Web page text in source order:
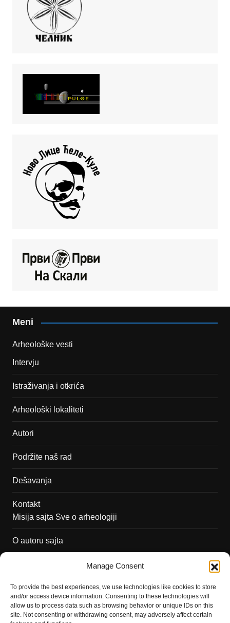
Manage Consent
To provide the best experiences, we use technologies like cookies to store
and/or access device information. Consenting to these technologies will
allow us to process data such as browsing behavior or unique IDs on this
site. Not consenting or withdrawing consent, may adversely affect certain
Meni
Arheološke vesti
Intervju
Istraživanja i otkrića
Arheološki lokaliteti
Autori
Podržite naš rad
Dešavanja
Kontakt
Misija sajta Sve o arheologiji
O autoru sajta
Saradnja